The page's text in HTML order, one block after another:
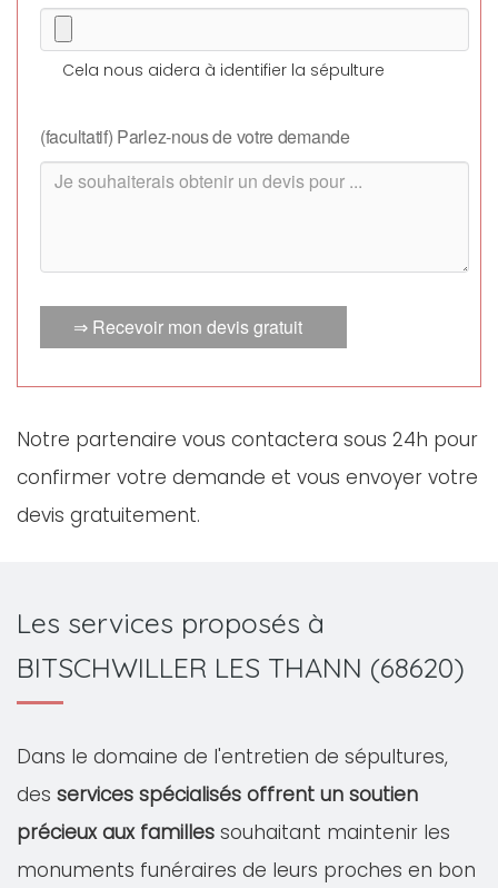
Cela nous aidera à identifier la sépulture
(facultatif) Parlez-nous de votre demande
⇒ Recevoir mon devis gratuit
Notre partenaire vous contactera sous 24h pour
confirmer votre demande et vous envoyer votre
devis gratuitement.
Les services proposés à
BITSCHWILLER LES THANN (68620)
Dans le domaine de l'entretien de sépultures,
des services spécialisés offrent un soutien
précieux aux familles souhaitant maintenir les
monuments funéraires de leurs proches en bon